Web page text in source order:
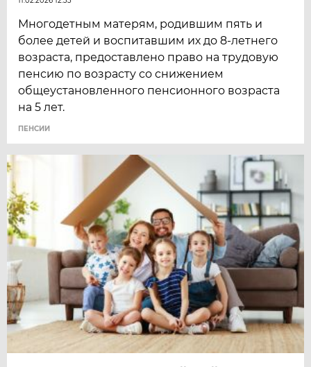
Многодетным матерям, родившим пять и
более детей и воспитавшим их до 8-летнего
возраста, предоставлено право на трудовую
пенсию по возрасту со снижением
общеустановленного пенсионного возраста
на 5 лет.
ПЕНСИИ